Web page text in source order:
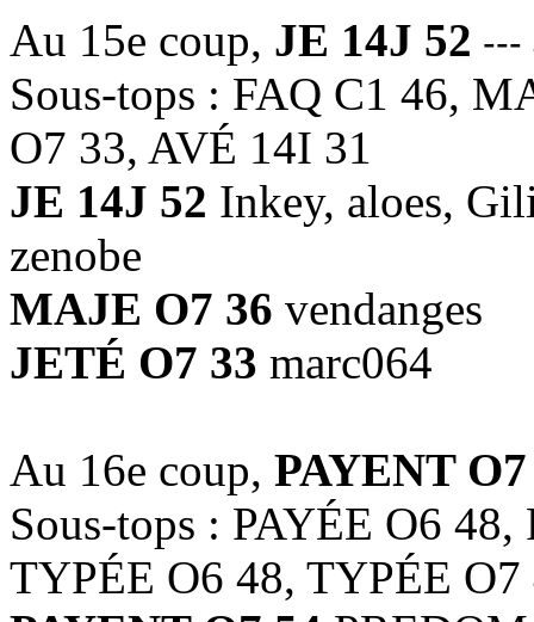
Au 15e coup, JE 14J 52 ---
Sous-tops : FAQ C1 46,
O7 33, AVÉ 14I 31
JE 14J 52 Inkey, aloes,
zenobe
MAJE O7 36 vendanges
JETÉ O7 33 marc064
Au 16e coup, PAYENT
Sous-tops : PAYÉE O6
TYPÉE O6 48, TYPÉE O7